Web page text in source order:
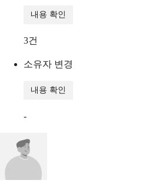
내용 확인
3건
소유자 변경
내용 확인
-